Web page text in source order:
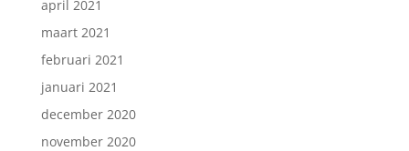
april 2021
maart 2021
februari 2021
januari 2021
december 2020
november 2020